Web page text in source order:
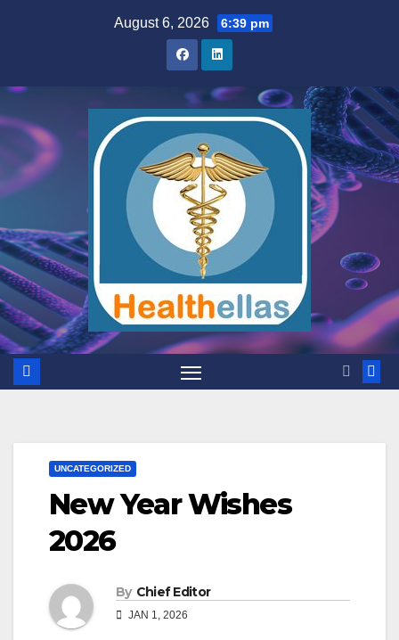
August 6, 2026 6:39 pm
UNCATEGORIZED
New Year Wishes
2026
By Chief Editor
JAN 1, 2026